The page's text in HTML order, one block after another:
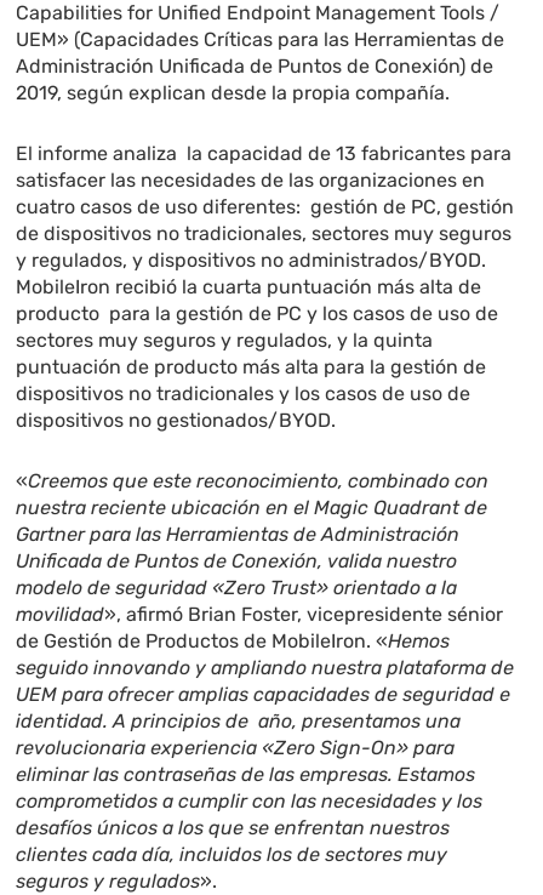
Capabilities for Unified Endpoint Management Tools /
UEM» (Capacidades Críticas para las Herramientas de
Administración Unificada de Puntos de Conexión) de
2019, según explican desde la propia compañía.
El informe analiza la capacidad de 13 fabricantes para
satisfacer las necesidades de las organizaciones en
cuatro casos de uso diferentes: gestión de PC, gestión
de dispositivos no tradicionales, sectores muy seguros
y regulados, y dispositivos no administrados/BYOD.
MobileIron recibió la cuarta puntuación más alta de
producto para la gestión de PC y los casos de uso de
sectores muy seguros y regulados, y la quinta
puntuación de producto más alta para la gestión de
dispositivos no tradicionales y los casos de uso de
dispositivos no gestionados/BYOD.
«Creemos que este reconocimiento, combinado con
nuestra reciente ubicación en el Magic Quadrant de
Gartner para las Herramientas de Administración
Unificada de Puntos de Conexión, valida nuestro
modelo de seguridad «Zero Trust» orientado a la
movilidad», afirmó Brian Foster, vicepresidente sénior
de Gestión de Productos de MobileIron. «Hemos
seguido innovando y ampliando nuestra plataforma de
UEM para ofrecer amplias capacidades de seguridad e
identidad. A principios de año, presentamos una
revolucionaria experiencia «Zero Sign-On» para
eliminar las contraseñas de las empresas. Estamos
comprometidos a cumplir con las necesidades y los
desafíos únicos a los que se enfrentan nuestros
clientes cada día, incluidos los de sectores muy
seguros y regulados».